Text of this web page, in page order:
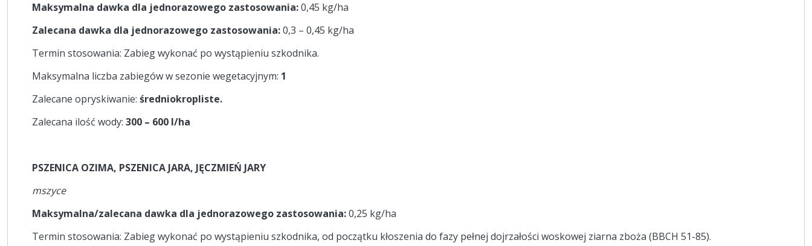
Maksymalna dawka dla jednorazowego zastosowania:0,45 kg/ha
Zalecana dawka dla jednorazowego zastosowania:0,3 – 0,45 kg/ha
Termin stosowania: Zabieg wykonać po wystąpieniu szkodnika.
Maksymalna liczba zabiegów w sezonie wegetacyjnym: 1
Zalecane opryskiwanie: średniokropliste.
Zalecana ilość wody: 300 – 600 l/ha
PSZENICA OZIMA, PSZENICA JARA, JĘCZMIEŃ JARY
mszyce
Maksymalna/zalecana dawka dla jednorazowego zastosowania:0,25 kg/ha
Termin stosowania: Zabieg wykonać po wystąpieniu szkodnika, od początku kłoszenia do fazy pełnej dojrzałości woskowej ziarna zboża (BBCH 51-85).